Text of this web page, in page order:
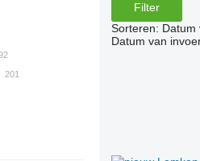
Filter
Sorteren: Datum
Datum van